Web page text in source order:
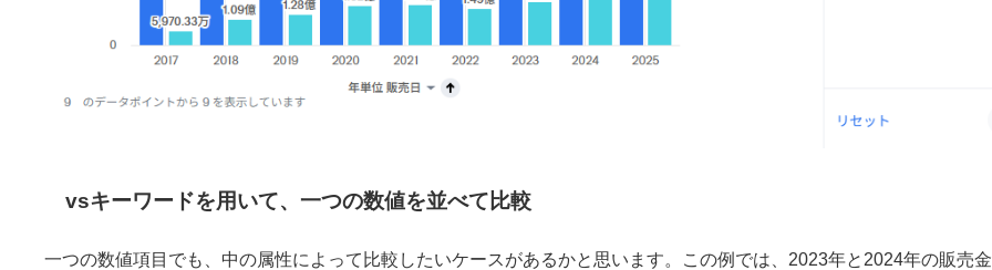
vsキーワードを用いて、一つの数値を並べて比較
一つの数値項目でも、中の属性によって比較したいケースがあるかと思います。この例では、2023年と2024年の販売